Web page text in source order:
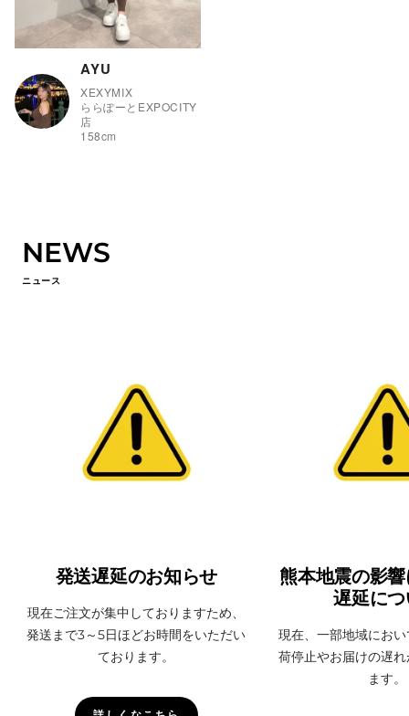
AYU
XEXYMIX
ららぽーとEXPOCITY
店
158cm
NEWS
ニュース
発送遅延のお知らせ
現在ご注文が集中しておりますため、
発送まで3～5日ほどお時間をいただい
ております。
熊本地震の影
遅延に
現在、一部地域にお
荷停止やお届けの遅
ます。